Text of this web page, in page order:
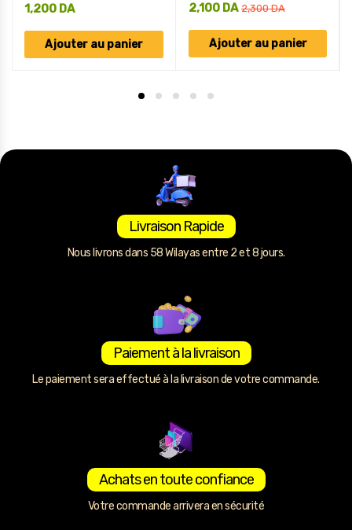
1,200 DA
Ajouter au panier
2,300DA
2,100 DA
Ajouter au panier
Livraison Rapide
Nous livrons dans 58 Wilayas entre 2 et 8 jours.
Paiement à la livraison
Le paiement sera effectué à la livraison de votre commande.
Achats en toute confiance
Votre commande arrivera en sécurité